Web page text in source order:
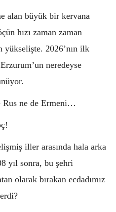
alan büyük bir kervana
hızı zaman zaman
yükselişte. 2026’nın ilk
neredeyse
Rus ne de Ermeni…
iller arasında hala arka
yıl sonra, bu şehri
olarak bırakan ecdadımız